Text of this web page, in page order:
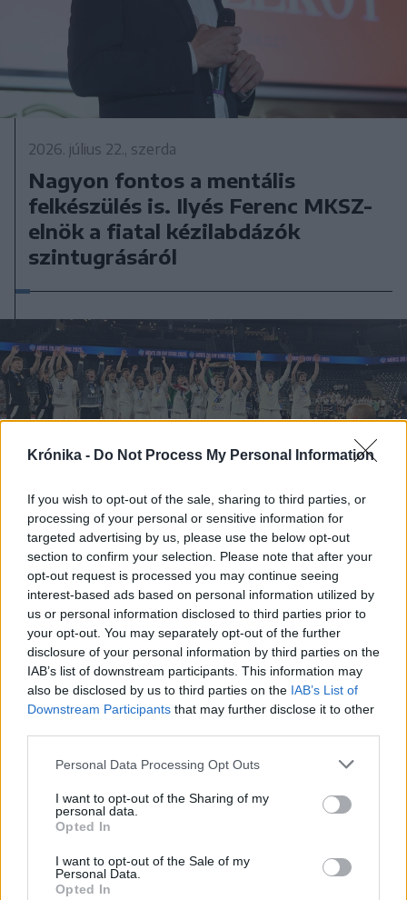
Krónika - Do Not Process My Personal Information
If you wish to opt-out of the sale, sharing to third parties, or
processing of your personal or sensitive information for
targeted advertising by us, please use the below opt-out
section to confirm your selection. Please note that after your
opt-out request is processed you may continue seeing
interest-based ads based on personal information utilized by
us or personal information disclosed to third parties prior to
your opt-out. You may separately opt-out of the further
disclosure of your personal information by third parties on the
IAB’s list of downstream participants. This information may
also be disclosed by us to third parties on the IAB’s List of
Downstream Participants that may further disclose it to other
Personal Data Processing Opt Outs
I want to opt-out of the Sharing of my
personal data.
Opted In
I want to opt-out of the Sale of my
Personal Data.
Opted In
2026. július 22., szerda
Nagyon fontos a mentális
felkészülés is. Ilyés Ferenc MKSZ-
elnök a fiatal kézilabdázók
szintugrásáról
2026. július 20., hétfő
„Helyén volt a szívünk”.
Főszereplők értékelték a
Krónikának a magyar junior
kézilabda-válogatott kolozsvári
Eb-diadalát